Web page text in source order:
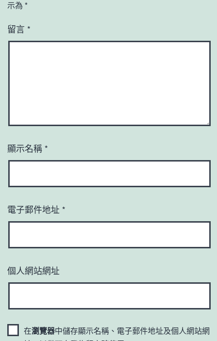
示為 *
留言 *
顯示名稱 *
電子郵件地址 *
個人網站網址
在瀏覽器中儲存顯示名稱、電子郵件地址及個人網站網